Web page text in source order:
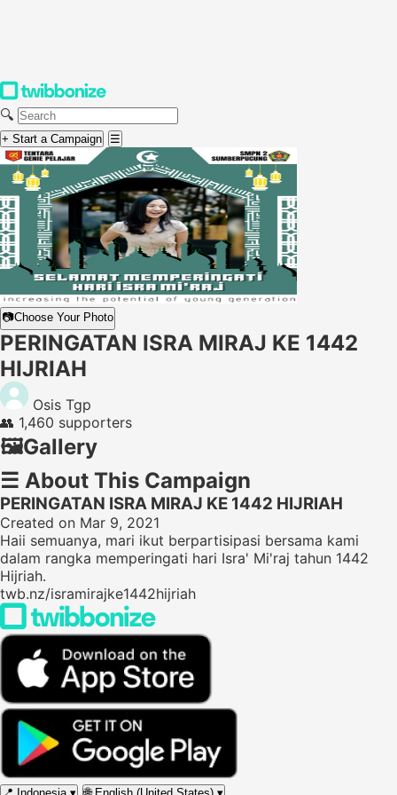
🔍
+ Start a Campaign ☰
📷Choose Your Photo
PERINGATAN ISRA MIRAJ KE 1442
HIJRIAH
Osis Tgp
👥 1,460 supporters
🖼️Gallery
☰ About This Campaign
PERINGATAN ISRA MIRAJ KE 1442 HIJRIAH
Created on Mar 9, 2021
Haii semuanya, mari ikut berpartisipasi bersama kami
dalam rangka memperingati hari Isra' Mi'raj tahun 1442
Hijriah.
twb.nz/isramirajke1442hijriah